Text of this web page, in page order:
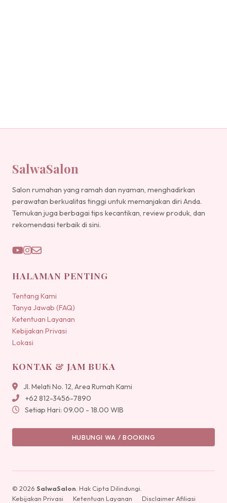
SalwaSalon
Salon rumahan yang ramah dan nyaman, menghadirkan
perawatan berkualitas tinggi untuk memanjakan diri Anda.
Temukan juga berbagai tips kecantikan, review produk, dan
rekomendasi terbaik di sini.
HALAMAN PENTING
Tentang Kami
Tanya Jawab (FAQ)
Ketentuan Layanan
Kebijakan Privasi
Lokasi
KONTAK & JAM BUKA
Jl. Melati No. 12, Area Rumah Kami
+62 812-3456-7890
Setiap Hari: 09.00 - 18.00 WIB
HUBUNGI WA / BOOKING
© 2026 SalwaSalon . Hak Cipta Dilindungi.
Kebijakan Privasi
Ketentuan Layanan Disclaimer Afiliasi